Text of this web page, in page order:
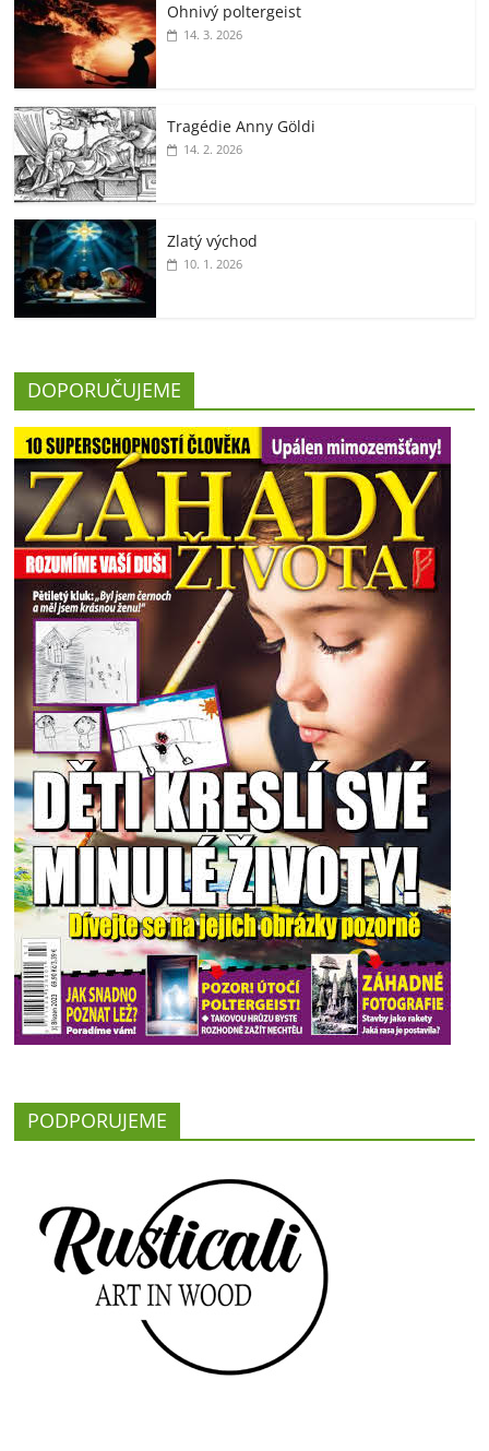
Ohnivý poltergeist
14. 3. 2026
Tragédie Anny Göldi
14. 2. 2026
Zlatý východ
10. 1. 2026
DOPORUČUJEME
PODPORUJEME